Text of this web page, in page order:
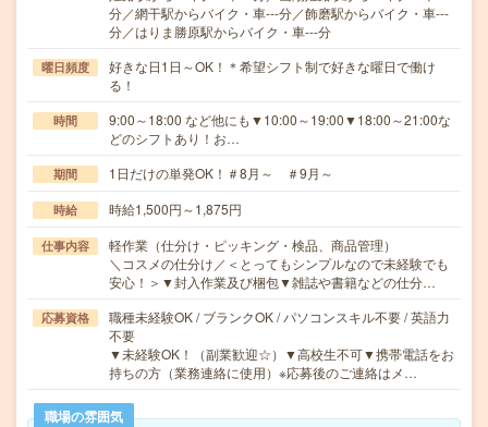
分／網干駅からバイク・車---分／飾磨駅からバイク・車---
分／はりま勝原駅からバイク・車---分
曜日頻度
好きな日1日～OK！＊希望シフト制で好きな曜日で働け
る！
時間
9:00～18:00 など他にも▼10:00～19:00▼18:00～21:00な
どのシフトあり！お…
期間 1日だけの単発OK！＃8月～ ＃9月～
時給 時給1,500円～1,875円
仕事内容
軽作業（仕分け・ピッキング・検品、商品管理）
＼コスメの仕分け／＜とってもシンプルなので未経験でも
安心！＞▼封入作業及び梱包▼雑誌や書籍などの仕分…
応募資格
職種未経験OK / ブランクOK / パソコンスキル不要 / 英語力
不要
▼未経験OK！（副業歓迎☆）▼高校生不可▼携帯電話をお
持ちの方（業務連絡に使用）※応募後のご連絡はメ…
職場の雰囲気